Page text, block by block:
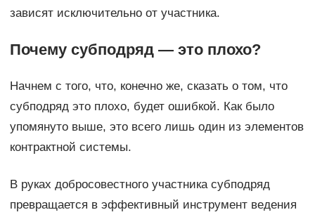
зависят исключительно от участника.
Почему субподряд — это плохо?
Начнем с того, что, конечно же, сказать о том, что
субподряд это плохо, будет ошибкой. Как было
упомянуто выше, это всего лишь один из элементов
контрактной системы.
В руках добросовестного участника субподряд
превращается в эффективный инструмент ведения